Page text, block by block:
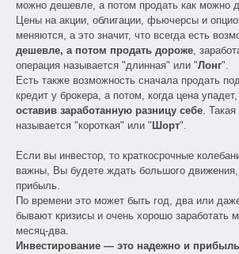
можно дешевле, а потом продать как можно
Цены на акции, облигации, фьючерсы и
меняются, а это значит, что всегда есть
дешевле, а потом продать дороже,
операция называется "длинная" или "Лонг".
Есть также возможность сначала продать
кредит у брокера, а потом, когда цена
оставив заработанную разницу себе. Такая
называется "короткая" или " Шорт".
Если вы инвестор, то краткосрочные
важны, Вы будете ждать большого движения,
прибыль.
По времени это может быть год, два или
бывают кризисы и очень хорошо заработать
месяц-два.
Инвестирование — это надежно и